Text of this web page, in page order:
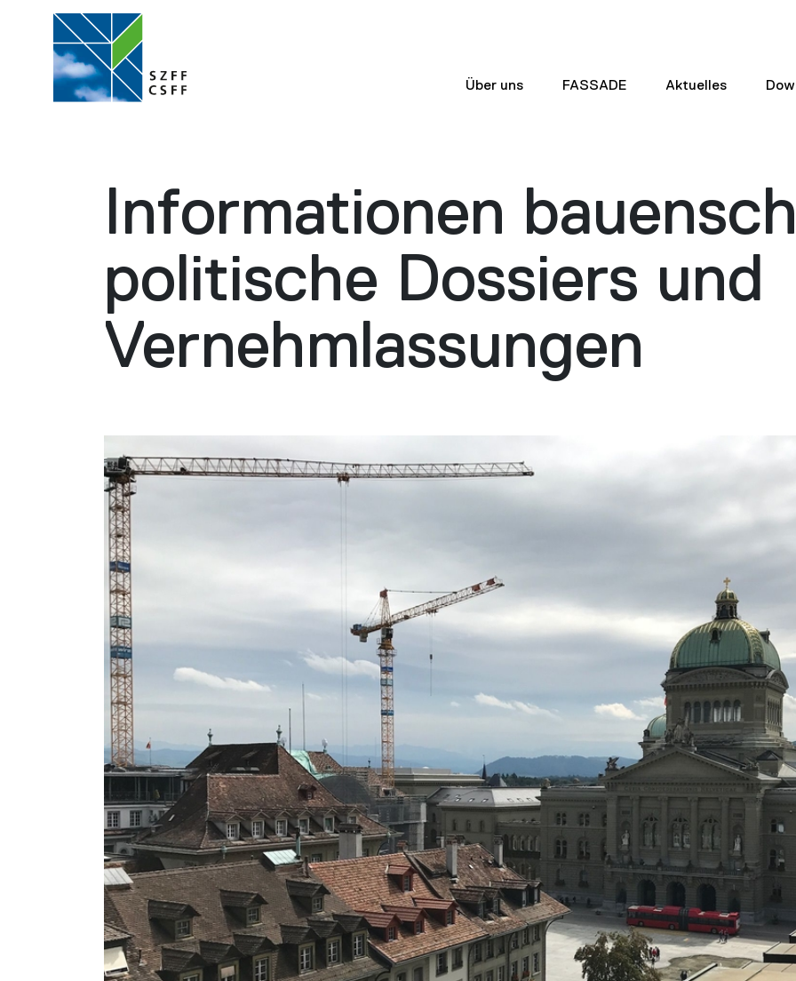
Über uns FASSADE Aktuelles
Informationen
politische Dossiers und
Vernehmlassungen